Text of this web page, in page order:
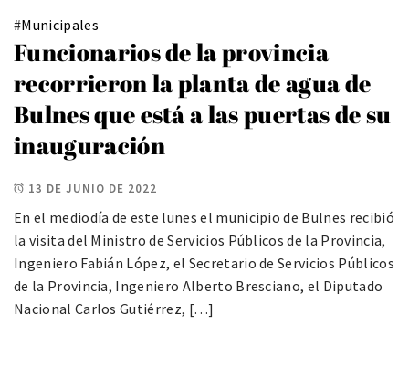
#Municipales
Funcionarios de la provincia
recorrieron la planta de agua de
Bulnes que está a las puertas de su
inauguración
13 DE JUNIO DE 2022
En el mediodía de este lunes el municipio de Bulnes recibió
la visita del Ministro de Servicios Públicos de la Provincia,
Ingeniero Fabián López, el Secretario de Servicios Públicos
de la Provincia, Ingeniero Alberto Bresciano, el Diputado
Nacional Carlos Gutiérrez, […]